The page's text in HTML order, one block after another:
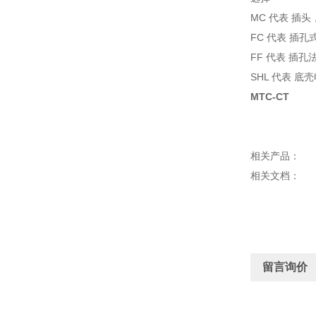
MC 代表 插头
FC 代表 插孔
FF 代表 插孔
SHL 代表 底
MTC-CT
相关产品：
相关文档：
留言询价